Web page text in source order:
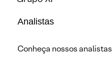
Analistas
Conheça nossos analistas